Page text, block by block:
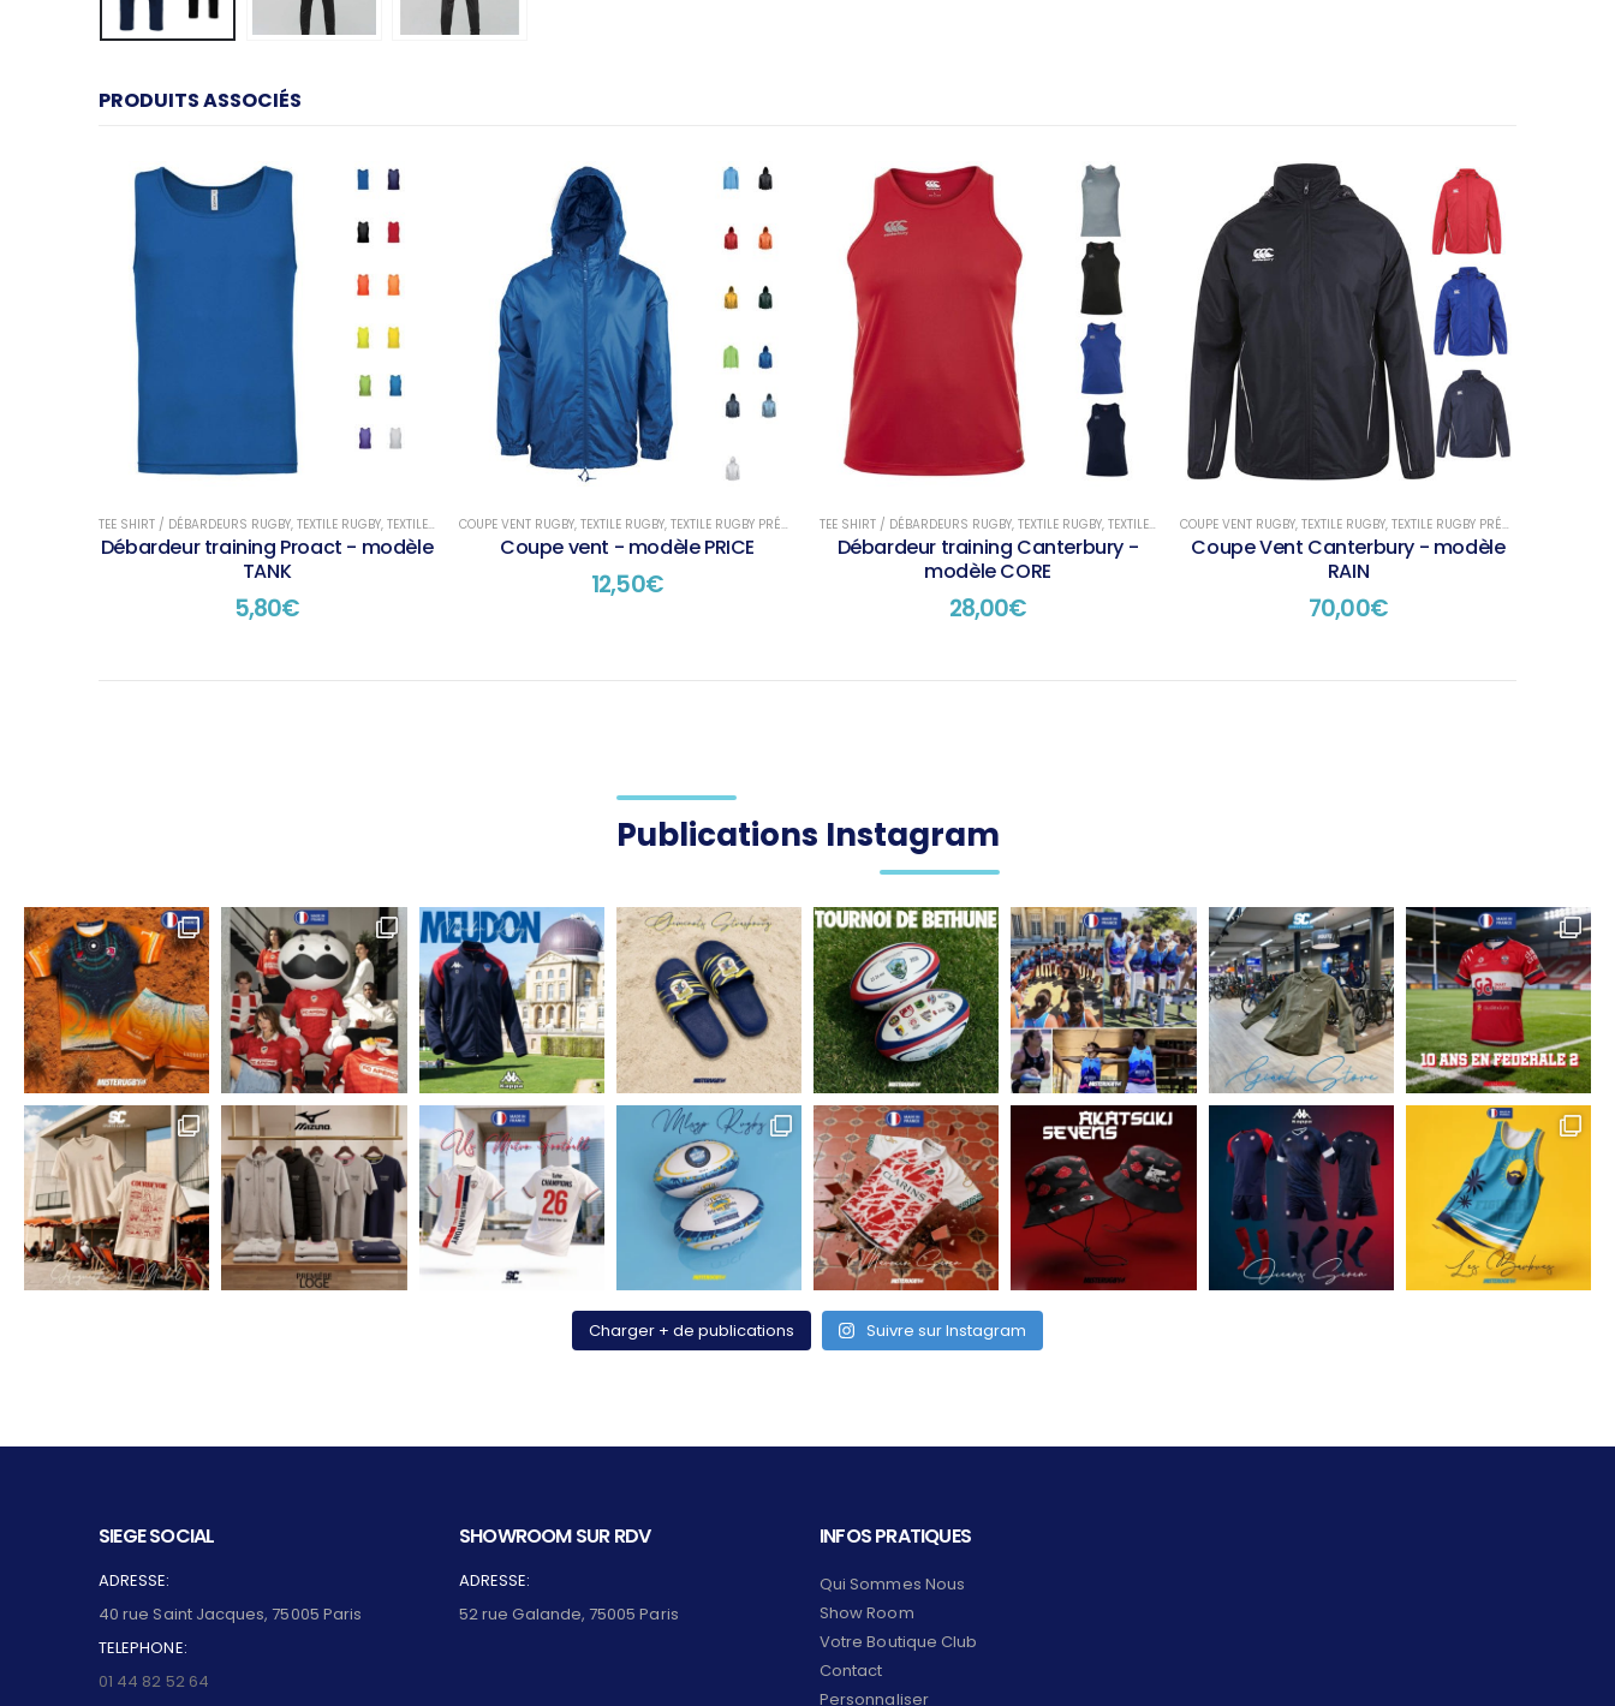
PRODUITS ASSOCIÉS
TEE SHIRT / DÉBARDEURS RUGBY, TEXTILE RUGBY, TEXTILE RUGBY TRAINING
Débardeur training Proact - modèle
TANK
5,80€
COUPE VENT RUGBY, TEXTILE RUGBY, TEXTILE RUGBY PRÉSENTATION
Coupe vent - modèle PRICE
12,50€
TEE SHIRT / DÉBARDEURS RUGBY, TEXTILE RUGBY, TEXTILE RUGBY TRAINING
Débardeur training Canterbury -
modèle CORE
28,00€
COUPE VENT RUGBY, TEXTILE RUGBY, TEXTILE RUGBY PRÉSENTATION
Coupe Vent Canterbury - modèle
RAIN
70,00€
Publications Instagram
Charger + de publications Suivre sur Instagram
SIEGE SOCIAL
ADRESSE:
40 rue Saint Jacques, 75005 Paris
TELEPHONE:
01 44 82 52 64
SHOWROOM SUR RDV
ADRESSE:
52 rue Galande, 75005 Paris
INFOS PRATIQUES
Qui Sommes Nous
Show Room
Votre Boutique Club
Contact
Personnaliser